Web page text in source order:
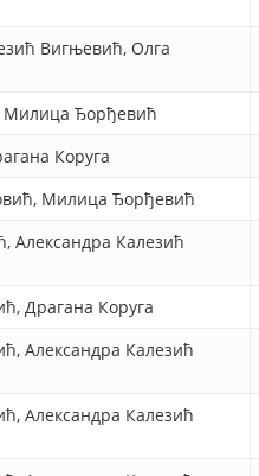
Вигњевић, Олга
Милица Ђорђевић
Коруга
Милица Ђорђевић
Александра Калезић
Драгана Коруга
Александра Калезић
Александра Калезић